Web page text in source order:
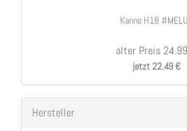
Kanne H18
alter Preis
jetzt 22.49 €
Hersteller